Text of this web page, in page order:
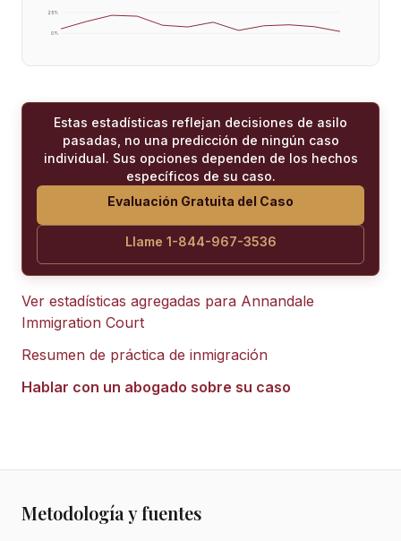
0%
25%
Estas estadísticas reflejan decisiones de asilo
pasadas, no una predicción de ningún caso
individual. Sus opciones dependen de los hechos
específicos de su caso.
Evaluación Gratuita del Caso
Llame 1-844-967-3536
Ver estadísticas agregadas para Annandale
Immigration Court
Resumen de práctica de inmigración
Hablar con un abogado sobre su caso
Metodología y fuentes